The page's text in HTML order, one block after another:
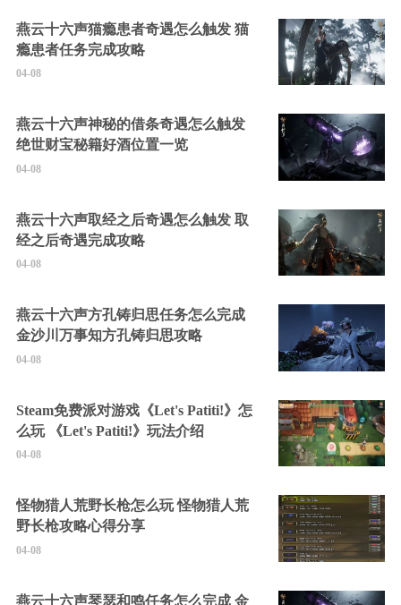
燕云十六声猫瘾患者奇遇怎么触发 猫
瘾患者任务完成攻略
04-08
燕云十六声神秘的借条奇遇怎么触发
绝世财宝秘籍好酒位置一览
04-08
燕云十六声取经之后奇遇怎么触发 取
经之后奇遇完成攻略
04-08
燕云十六声方孔铸归思任务怎么完成
金沙川万事知方孔铸归思攻略
04-08
Steam免费派对游戏《Let's Patiti!》怎
么玩 《Let's Patiti!》玩法介绍
04-08
怪物猎人荒野长枪怎么玩 怪物猎人荒
野长枪攻略心得分享
04-08
燕云十六声琴瑟和鸣任务怎么完成 金